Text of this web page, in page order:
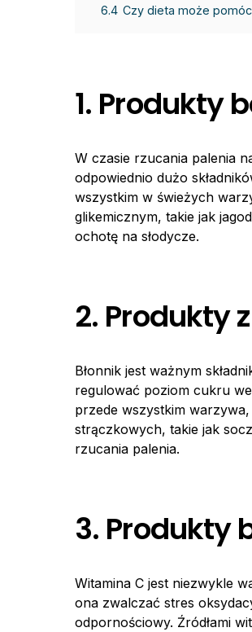
6.4 Czy dieta może
1. Produkty
W czasie rzucania palenia
odpowiednio dużo
wszystkim w świeżych
glikemicznym, takie jak
ochotę na słodycze.
2. Produkty
Błonnik jest ważnym
regulować poziom cukru
przede wszystkim
strączkowych, takie jak
rzucania palenia.
3. Produkty
Witamina C jest niezwykle
ona zwalczać stres
odpornościowy. Źródłami